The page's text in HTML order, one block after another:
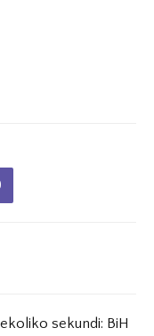
sekundi: BiH